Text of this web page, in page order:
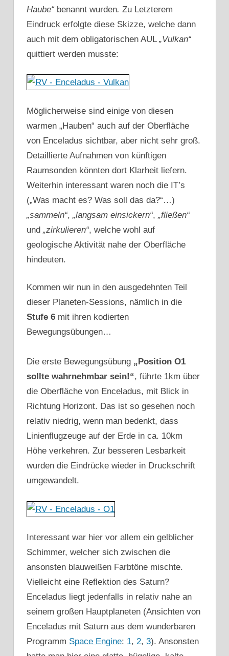
Haube“ benannt wurden. Zu Letzterem
Eindruck erfolgte diese Skizze, welche dann
auch mit dem obligatorischen AUL „Vulkan“
quittiert werden musste:
Möglicherweise sind einige von diesen
warmen „Hauben“ auch auf der Oberfläche
von Enceladus sichtbar, aber nicht sehr groß.
Detaillierte Aufnahmen von künftigen
Raumsonden könnten dort Klarheit liefern.
Weiterhin interessant waren noch die IT’s
(„Was macht es? Was soll das da?“…)
„sammeln“, „langsam einsickern“, „fließen“
und „zirkulieren“, welche wohl auf
geologische Aktivität nahe der Oberfläche
hindeuten.
Kommen wir nun in den ausgedehnten Teil
dieser Planeten-Sessions, nämlich in die
Stufe 6 mit ihren kodierten
Bewegungsübungen…
Die erste Bewegungsübung „Position O1
sollte wahrnehmbar sein!“, führte 1km über
die Oberfläche von Enceladus, mit Blick in
Richtung Horizont. Das ist so gesehen noch
relativ niedrig, wenn man bedenkt, dass
Linienflugzeuge auf der Erde in ca. 10km
Höhe verkehren. Zur besseren Lesbarkeit
wurden die Eindrücke wieder in Druckschrift
umgewandelt.
Interessant war hier vor allem ein gelblicher
Schimmer, welcher sich zwischen die
ansonsten blauweißen Farbtöne mischte.
Vielleicht eine Reflektion des Saturn?
Enceladus liegt jedenfalls in relativ nahe an
seinem großen Hauptplaneten (Ansichten von
Enceladus mit Saturn aus dem wunderbaren
Programm Space Engine: 1, 2, 3). Ansonsten